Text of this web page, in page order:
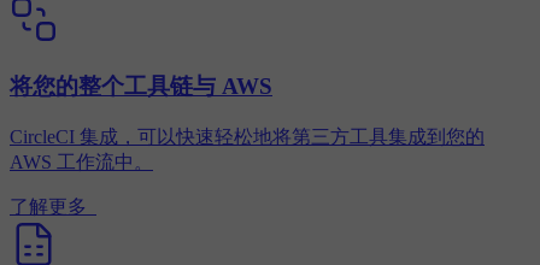
将您的整个工具链与 AWS
CircleCI 集成，可以快速轻松地将第三方工具集成到您的
AWS 工作流中。
了解更多